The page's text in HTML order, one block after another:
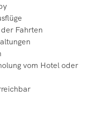
Fahrten
vom Hotel oder